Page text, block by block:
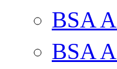
BSA
BSA